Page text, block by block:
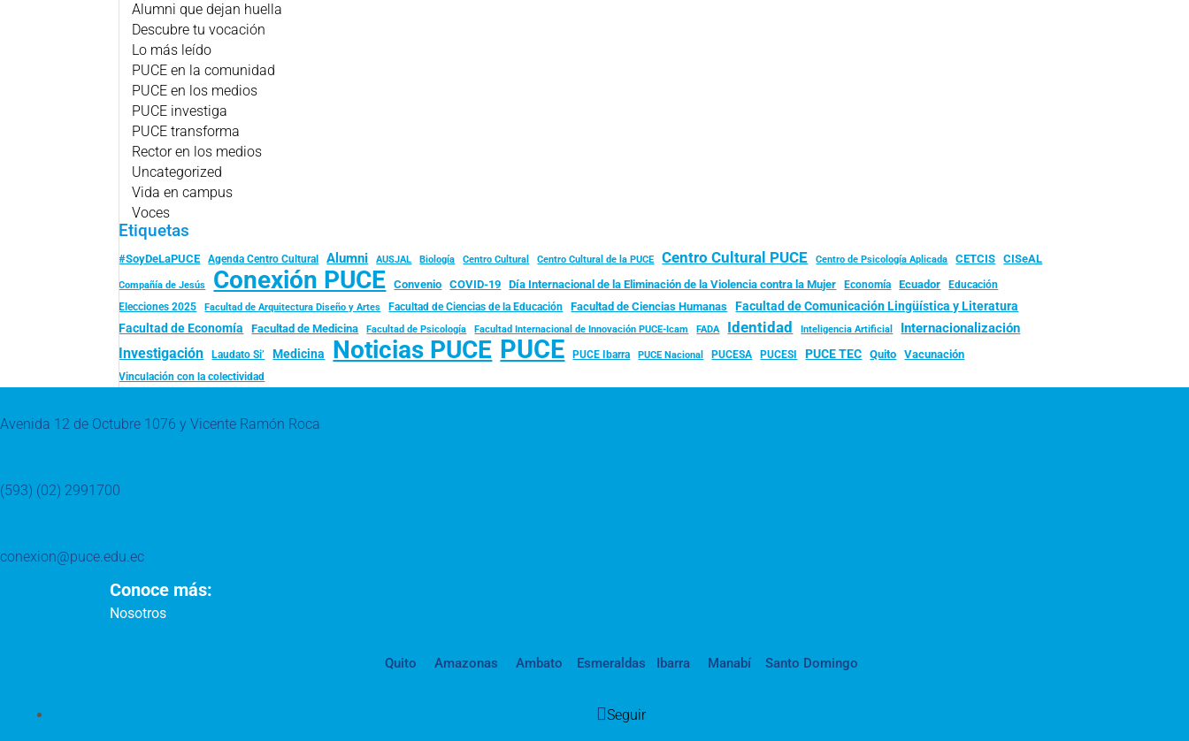
Alumni que dejan huella
Descubre tu vocación
Lo más leído
PUCE en la comunidad
PUCE en los medios
PUCE investiga
PUCE transforma
Rector en los medios
Uncategorized
Vida en campus
Voces
Etiquetas
#SoyDeLaPUCE Agenda Centro Cultural Alumni AUSJAL Biología Centro Cultural Centro Cultural de la PUCE Centro Cultural PUCE Centro de Psicología Aplicada CETCIS CISeAL
Compañía de Jesús Conexión PUCE Convenio COVID-19 Día Internacional de la Eliminación de la Violencia contra la Mujer Economía Ecuador
Educación
Elecciones 2025
Facultad de Arquitectura Diseño y Artes Facultad de Ciencias de la Educación Facultad de Ciencias Humanas Facultad de Comunicación Lingüística y Literatura
Facultad de Economía Facultad de Medicina Facultad de Psicología Facultad Internacional de Innovación PUCE-Icam FADA Identidad Inteligencia Artificial Internacionalización
Investigación Laudato Si’ Medicina Noticias PUCE PUCE PUCE Ibarra PUCE Nacional PUCESA PUCESI PUCE TEC Quito Vacunación
Vinculación con la colectividad
Avenida 12 de Octubre 1076 y Vicente Ramón Roca
(593) (02) 2991700
conexion@puce.edu.ec
Conoce más:
Nosotros
Quito Amazonas Ambato Esmeraldas Ibarra Manabí Santo Domingo
Seguir